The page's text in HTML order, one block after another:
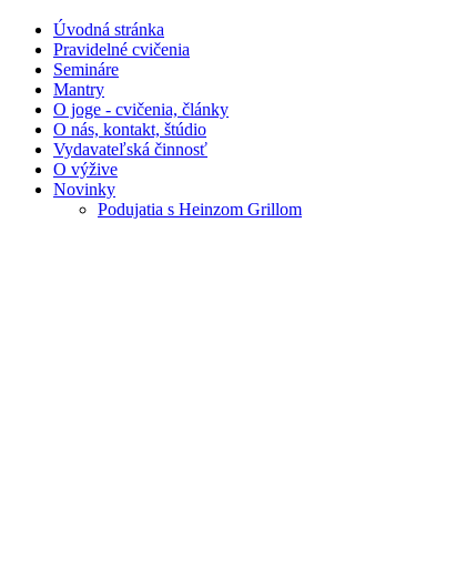
Úvodná stránka
Pravidelné cvičenia
Semináre
Mantry
O joge - cvičenia, články
O nás, kontakt, štúdio
Vydavateľská činnosť
O výžive
Novinky
Podujatia s Heinzom Grillom